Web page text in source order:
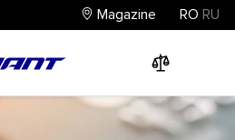
Magazine RO RU